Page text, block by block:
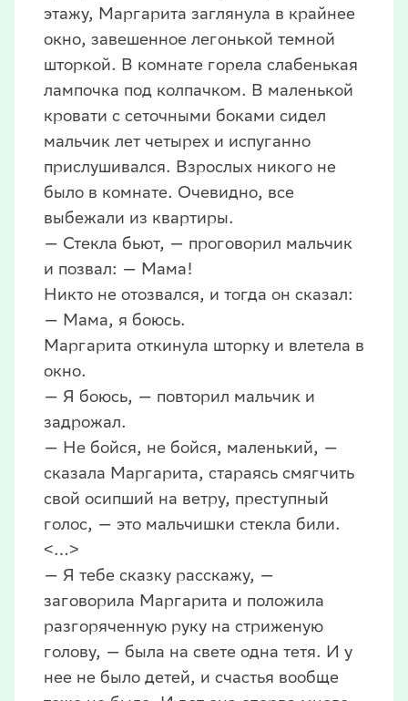
этажу, Маргарита заглянула в крайнее
окно, завешенное легонькой темной
шторкой. В комнате горела слабенькая
лампочка под колпачком. В маленькой
кровати с сеточными боками сидел
мальчик лет четырех и испуганно
прислушивался. Взрослых никого не
было в комнате. Очевидно, все
выбежали из квартиры.
— Стекла бьют, — проговорил мальчик
и позвал: — Мама!
Никто не отозвался, и тогда он сказал:
— Мама, я боюсь.
Маргарита откинула шторку и влетела в
окно.
— Я боюсь, — повторил мальчик и
задрожал.
— Не бойся, не бойся, маленький, —
сказала Маргарита, стараясь смягчить
свой осипший на ветру, преступный
голос, — это мальчишки стекла били.
˂…˃
— Я тебе сказку расскажу, —
заговорила Маргарита и положила
разгоряченную руку на стриженую
голову, — была на свете одна тетя. И у
нее не было детей, и счастья вообще